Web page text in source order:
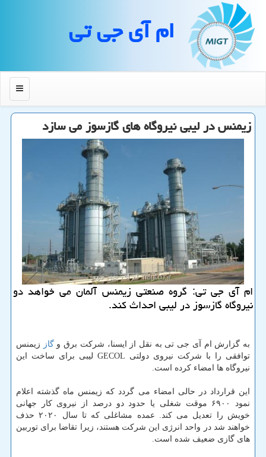
ام آی جی تی
منو
زیمنس در لیبی نیروگاه های گازسوز می سازد
ام آی جی تی: گروه صنعتی زیمنس آلمان می خواهد دو
نیروگاه گازسوز در لیبی احداث كند.
به گزارش ام آی جی تی به نقل از ایسنا، شركت برق وگاز
زیمنس
توافقی را با شركت نیروی دولتی GECOL لیبی برای ساخت این
نیروگاه ها امضاء كرده است.
این قرارداد در حالی امضاء می گردد كه زیمنس ماه گذشته اعلام
نمود ۶۹۰۰ موقت شغلی یا حدود دو درصد از نیروی كار جهانی
خویش را تعدیل می كند. عمده مشاغلی كه تا سال ۲۰۲۰ حذف
خواهند شد در واحد انرژی این شركت هستند، زیرا تقاضا برای توربین
های گازی ضعیف شده است.